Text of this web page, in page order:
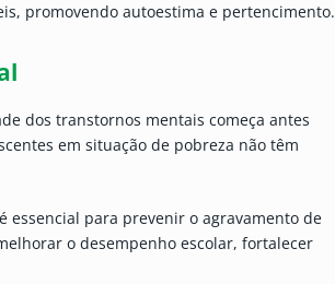
promovendo autoestima e pertencimento.
dos transtornos mentais começa antes
em situação de pobreza não têm
essencial para prevenir o agravamento de
o desempenho escolar, fortalecer